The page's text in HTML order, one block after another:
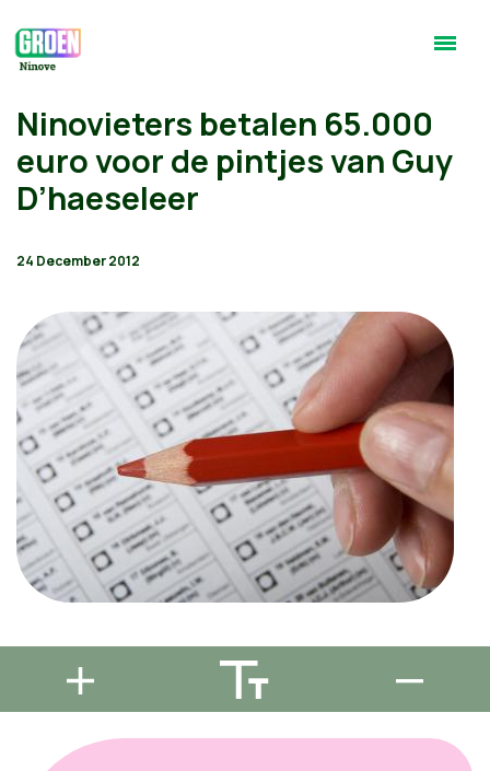
Ninovieters betalen 65.000
euro voor de pintjes van Guy
D’haeseleer
24 December 2012